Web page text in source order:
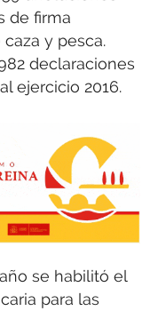
de firma
y pesca.
declaraciones
ejercicio 2016.
se habilitó el
para las